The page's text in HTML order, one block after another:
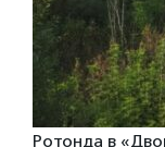
Ротонда в